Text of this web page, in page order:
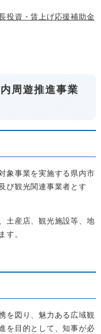
投資・賃上げ応援補助金
周遊推進事業
象事業を実施する県内市
び観光関連事業者とす
産店、観光施設等、地
す。
を図り、魅力ある広域観
を目的として、知事が必